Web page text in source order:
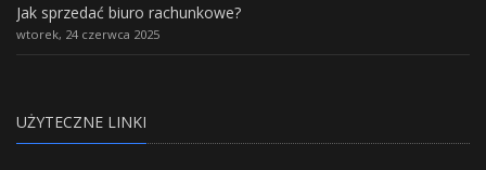
Jak sprzedać biuro rachunkowe?
wtorek, 24 czerwca 2025
UŻYTECZNE LINKI